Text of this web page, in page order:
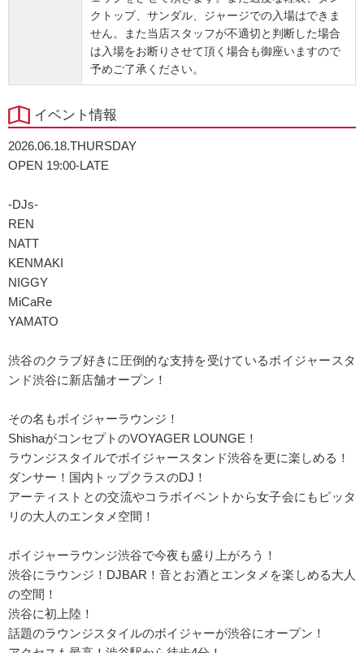
クトップ、サンダル、ジャージでの入場はできま
せん。また当店スタッフが不適切と判断した場合
は入場をお断りさせて頂く場合も御座いますので
予めご了承ください。
イベント情報
2026.06.18.THURSDAY
OPEN 19:00-LATE
-DJs-
REN
NATT
KENMAKI
NIGGY
MiCaRe
YAMATO
渋谷のクラブ好きに圧倒的な支持を受けているボイジャースタ
ンド渋谷に新店舗オープン！
その名もボイジャーラウンジ！
ShishaがコンセプトのVOYAGER LOUNGE！
ラウンジスタイルでボイジャースタンド渋谷を更に楽しめる！
ダンサー！国内トップクラスのDJ！
アーティストとの交流やコラボイベントから女子会にもピッタ
リの大人のエンタメ空間！
ボイジャーラウンジ渋谷で今夜も盛り上がろう！
渋谷にラウンジ！DJBAR！音とお酒とエンタメを楽しめる大人
の空間！
渋谷に初上陸！
話題のラウンジスタイルのボイジャーが渋谷にオープン！